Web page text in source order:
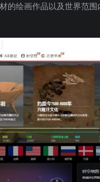
的绘画作品以及世界范